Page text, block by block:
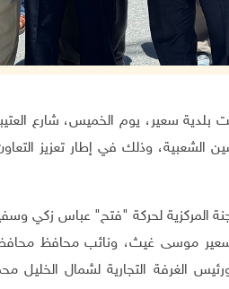
وفا- افتتحت بلدية سعير، يوم الخميس،
الشعبية، وذلك في إطار تعزيز
المركزية لحركة "فتح" عباس زكي
موسى غيث، ونائب محافظ محافظة
الغرفة التجارية لشمال الخليل